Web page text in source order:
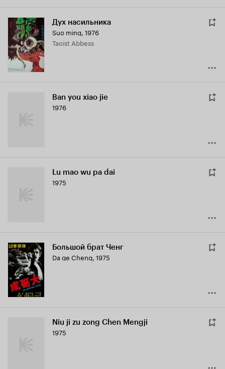
Дух насильника
Suo ming, 1976
Taoist Abbess
Ban you xiao jie
1976
Lu mao wu pa dai
1975
Большой брат Ченг
Da ge Cheng, 1975
Niu ji zu zong Chen Mengji
1975